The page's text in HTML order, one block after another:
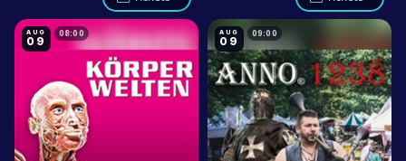
AUG
09
08:00 AUG
09
09:00